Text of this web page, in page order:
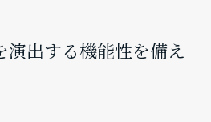
演出する機能性を備え